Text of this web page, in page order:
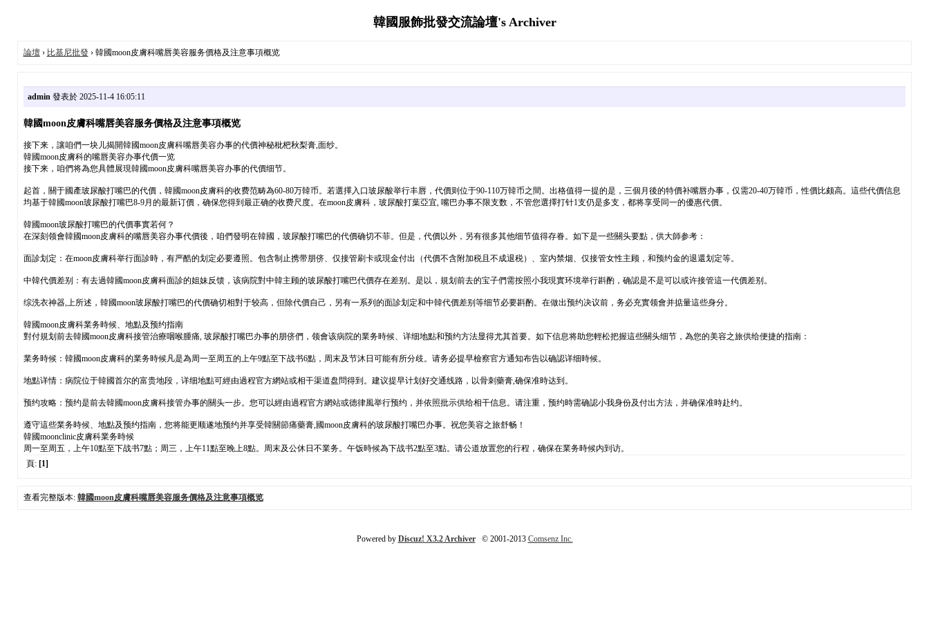
韓國服飾批發交流論壇's Archiver
論壇› 比基尼批發› 韓國moon皮膚科嘴唇美容服务價格及注意事項概览
admin發表於 2025-11-4 16:05:11
韓國moon皮膚科嘴唇美容服务價格及注意事項概览
接下来，讓咱們一块儿揭開韓國moon皮膚科嘴唇美容办事的代價神秘枇杷秋梨膏,面纱。
韓國moon皮膚科的嘴唇美容办事代價一览
接下来，咱們将為您具體展現韓國moon皮膚科嘴唇美容办事的代價细节。
起首，關于國產玻尿酸打嘴巴的代價，韓國moon皮膚科的收费范畴為60-80万韓币。若選擇入口玻尿酸举行丰唇，代價则位于90-110万韓币之間。出格值得一提的是，三個月後的特價补嘴唇办事，仅需20-40万韓币，性價比颇高。這些代價信息
均基于韓國moon玻尿酸打嘴巴8-9月的最新订價，确保您得到最正确的收费尺度。在moon皮膚科，玻尿酸打葉亞宜, 嘴巴办事不限支数，不管您選擇打针1支仍是多支，都将享受同一的優惠代價。
韓國moon玻尿酸打嘴巴的代價事實若何？
在深刻领會韓國moon皮膚科的嘴唇美容办事代價後，咱們發明在韓國，玻尿酸打嘴巴的代價确切不菲。但是，代價以外，另有很多其他细节值得存眷。如下是一些關头要點，供大師参考：
面診划定：在moon皮膚科举行面診時，有严酷的划定必要遵照。包含制止携带朋侪、仅接管刷卡或現金付出（代價不含附加税且不成退税）、室内禁烟、仅接管女性主顾，和预约金的退還划定等。
中韓代價差别：有去過韓國moon皮膚科面診的姐妹反馈，该病院對中韓主顾的玻尿酸打嘴巴代價存在差别。是以，規划前去的宝子們需按照小我現實环境举行斟酌，确認是不是可以或许接管這一代價差别。
综洗衣神器,上所述，韓國moon玻尿酸打嘴巴的代價确切相對于较高，但除代價自己，另有一系列的面診划定和中韓代價差别等细节必要斟酌。在做出预约决议前，务必充實领會并掂量這些身分。
韓國moon皮膚科業务時候、地點及预约指南
對付規划前去韓國moon皮膚科接管治療咽喉腫痛, 玻尿酸打嘴巴办事的朋侪們，领會该病院的業务時候、详细地點和预约方法显得尤其首要。如下信息将助您輕松把握這些關头细节，為您的美容之旅供给便捷的指南：
業务時候：韓國moon皮膚科的業务時候凡是為周一至周五的上午9點至下战书6點，周末及节沐日可能有所分歧。请务必提早檢察官方通知布告以确認详细時候。
地點详情：病院位于韓國首尔的富贵地段，详细地點可經由過程官方網站或相干渠道盘問得到。建议提早计划好交通线路，以骨刺藥膏,确保准時达到。
预约攻略：预约是前去韓國moon皮膚科接管办事的關头一步。您可以經由過程官方網站或德律風举行预约，并依照批示供给相干信息。请注重，预约時需确認小我身份及付出方法，并确保准時赴约。
遵守這些業务時候、地點及预约指南，您将能更顺遂地预约并享受韓關節痛藥膏,國moon皮膚科的玻尿酸打嘴巴办事。祝您美容之旅舒畅！
韓國moonclinic皮膚科業务時候
周一至周五，上午10點至下战书7點；周三，上午11點至晚上8點。周末及公休日不業务。午饭時候為下战书2點至3點。请公道放置您的行程，确保在業务時候内到访。
頁: [1]
查看完整版本: 韓國moon皮膚科嘴唇美容服务價格及注意事項概览
Powered by Discuz! X3.2 Archiver© 2001-2013 Comsenz Inc.